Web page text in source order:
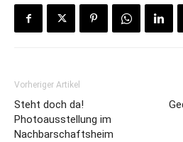
Vorheriger Artikel
Steht doch da!
Photoausstellung im
Nachbarschaftsheim